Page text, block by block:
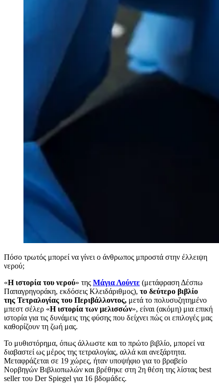
Πόσο τρωτός μπορεί να γίνει ο άνθρωπος μπροστά στην έλλειψη
νερού;
«Η ιστορία του νερού» της Μάγια Λούντε (μετάφραση Δέσπω
Παπαγρηγοράκη, εκδόσεις Κλειδάριθμος), το δεύτερο βιβλίο
της Τετραλογίας του Περιβάλλοντος, μετά το πολυσυζητημένο
μπεστ σέλερ «Η ιστορία των μελισσών», είναι (ακόμη) μια επική
ιστορία για τις δυνάμεις της φύσης που δείχνει πώς οι επιλογές μας
καθορίζουν τη ζωή μας.
Το μυθιστόρημα, όπως άλλωστε και το πρώτο βιβλίο, μπορεί να
διαβαστεί ως μέρος της τετραλογίας, αλλά και ανεξάρτητα.
Μεταφράζεται σε 19 χώρες, ήταν υποψήφιο για το βραβείο
Νορβηγών Βιβλιοπωλών και βρέθηκε στη 2η θέση της λίστας best
seller του Der Spiegel για 16 βδομάδες.